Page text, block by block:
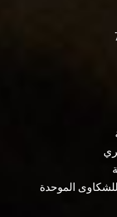
للشكاوى الموحدة